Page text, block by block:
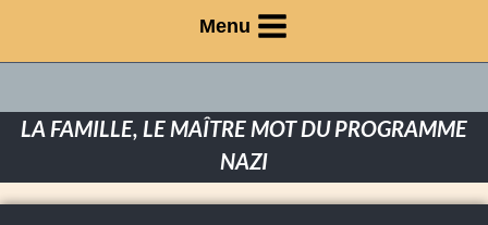
Menu
LA FAMILLE, LE MAÎTRE MOT DU PROGRAMME
NAZI